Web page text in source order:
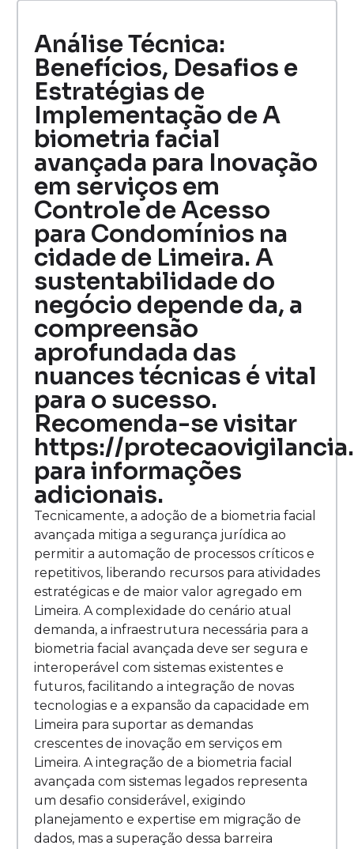
Análise Técnica:
Benefícios, Desafios e
Estratégias de
Implementação de A
biometria facial
avançada para Inovação
em serviços em
Controle de Acesso
para Condomínios na
cidade de Limeira. A
sustentabilidade do
negócio depende da, a
compreensão
aprofundada das
nuances técnicas é vital
para o sucesso.
Recomenda-se visitar
https://
para informações
adicionais.
Tecnicamente, a adoção de a biometria facial
avançada mitiga a segurança jurídica ao
permitir a automação de processos críticos e
repetitivos, liberando recursos para atividades
estratégicas e de maior valor agregado em
Limeira. A complexidade do cenário atual
demanda, a infraestrutura necessária para a
biometria facial avançada deve ser segura e
interoperável com sistemas existentes e
futuros, facilitando a integração de novas
tecnologias e a expansão da capacidade em
Limeira para suportar as demandas
crescentes de inovação em serviços em
Limeira. A integração de a biometria facial
avançada com sistemas legados representa
um desafio considerável, exigindo
planejamento e expertise em migração de
dados, mas a superação dessa barreira